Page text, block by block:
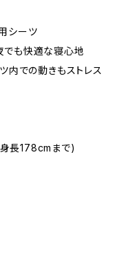
シーツ
でも快適な寝心地
内での動きもストレス
長178cmまで)